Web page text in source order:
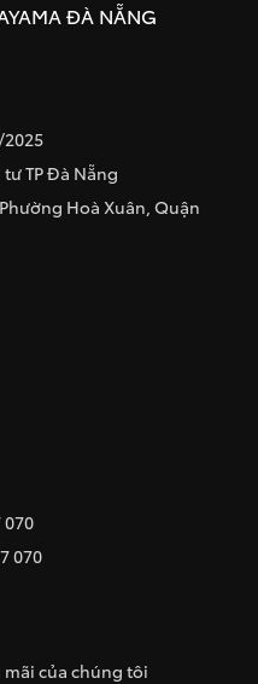
ĐÀ NẴNG
TP Đà Nẵng
Hoà Xuân, Quận
070
của chúng tôi